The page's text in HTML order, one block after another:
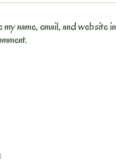
my name, email, and